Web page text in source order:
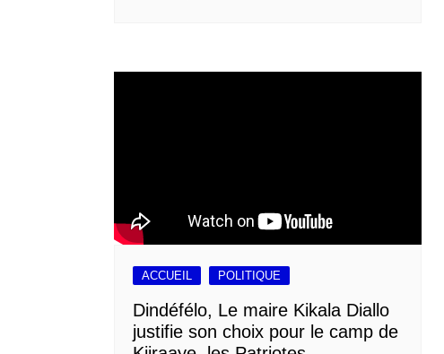
ACCUEIL POLITIQUE
Dindéfélo, Le maire Kikala Diallo
justifie son choix pour le camp de